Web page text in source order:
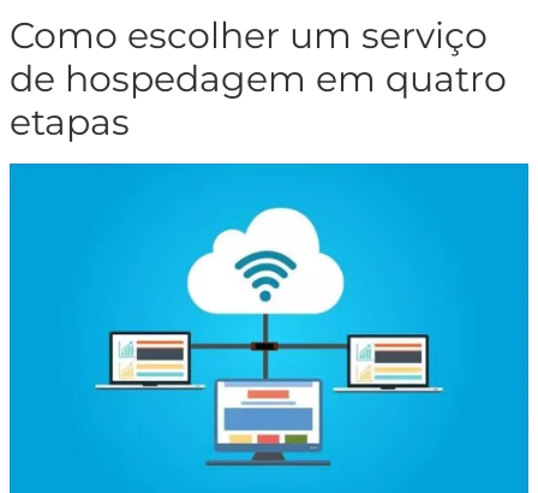
Como escolher um serviço
de hospedagem em quatro
etapas